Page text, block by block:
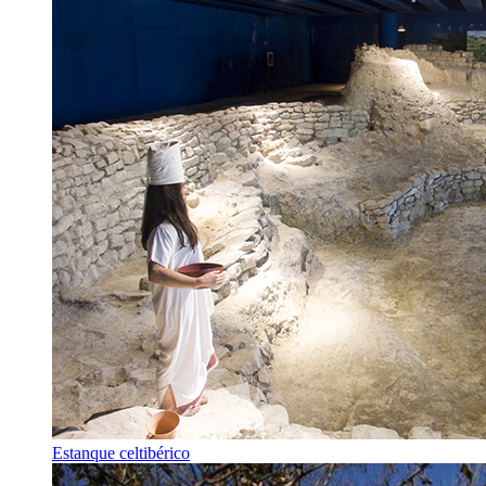
Estanque celtibérico